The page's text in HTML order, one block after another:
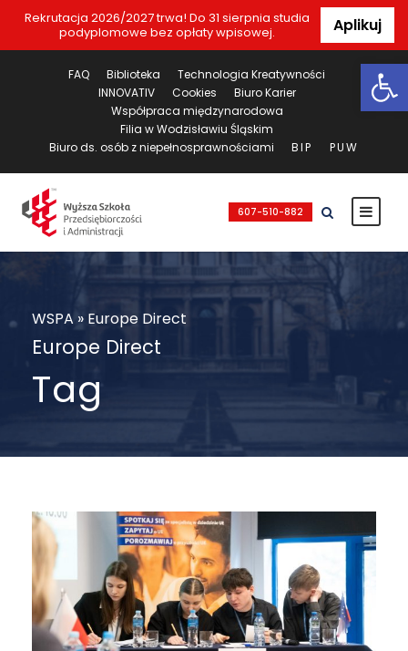
Rekrutacja 2026/2027 trwa! Do 31 sierpnia studia
podyplomowe bez opłaty wpisowej.
Aplikuj
FAQ Biblioteka
Technologia Kreatywności
INNOVATIV
Cookies
Biuro Karier
Współpraca międzynarodowa
Filia w Wodzisławiu Śląskim
Biuro ds. osób z niepełnosprawnościami
BIP PUW
607-510-882
WSPA » Europe Direct
Europe Direct
Tag